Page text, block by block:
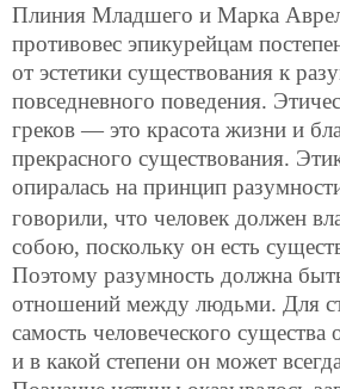
Плиния Младшего и Марка
противовес эпикурейцам
от эстетики существования к
повседневного поведения.
греков — это красота жизни и
прекрасного существования.
опиралась на принцип
говорили, что человек должен
собою, поскольку он есть
Поэтому разумность должна
отношений между людьми. Для
самость человеческого существа
и в какой степени он может